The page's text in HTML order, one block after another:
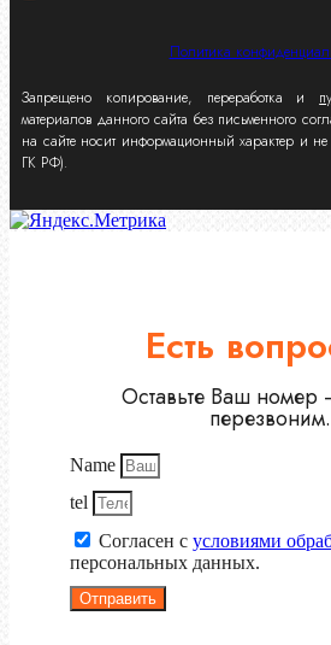
Политика
Запрещено копирование, переработка и
материалов данного сайта без письменного
на сайте носит информационный характер и не
ГК РФ).
Есть
Оставьте Ваш
перезвоним.
Name
tel
Согласен с условиями
персональных данных.
Отправить